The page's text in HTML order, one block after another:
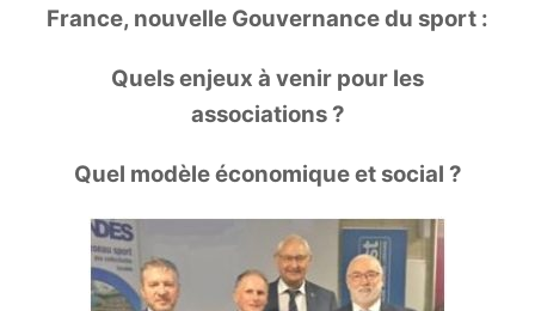
France, nouvelle Gouvernance du sport :
Quels enjeux à venir pour les
associations ?
Quel modèle économique et social ?